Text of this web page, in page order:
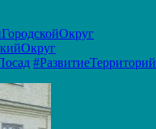
#РазвитиеТерриторий